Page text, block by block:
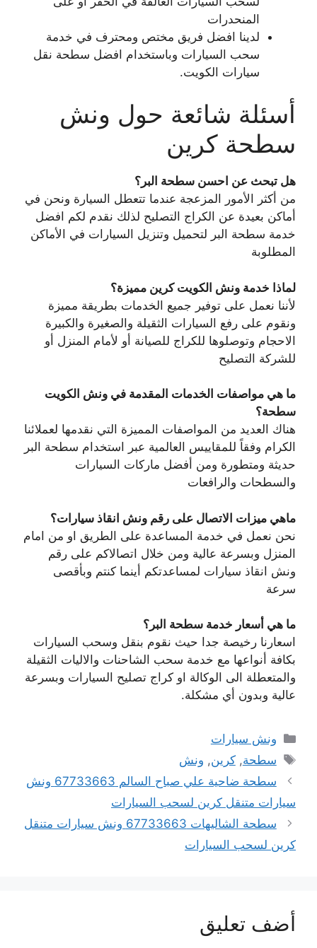
المنحدرات
لدينا افضل فريق مختص ومحترف في خدمة
سحب السيارات وباستخدام افضل سطحة نقل
سيارات الكويت.
أسئلة شائعة حول ونش
سطحة كرين
هل تبحث عن احسن سطحة البر؟
من أكثر الأمور المزعجة عندما تتعطل السيارة ونحن في
أماكن بعيدة عن الكراج التصليح لذلك نقدم لكم افضل
خدمة سطحة البر لتحميل وتنزيل السيارات في الأماكن
المطلوبة
لماذا خدمة ونش الكويت كرين مميزة؟
لأننا نعمل على توفير جميع الخدمات بطريقة مميزة
ونقوم على رفع السيارات الثقيلة والصغيرة والكبيرة
الاحجام وتوصلوها للكراج للصيانة أو لأمام المنزل أو
للشركة التصليح
ما هي مواصفات الخدمات المقدمة في ونش الكويت
سطحة؟
هناك العديد من المواصفات المميزة التي نقدمها لعملائنا
الكرام وفقاً للمقاييس العالمية عبر استخدام سطحة البر
حديثة ومتطورة ومن أفضل ماركات السيارات
والسطحات والرافعات
ماهي ميزات الاتصال على رقم ونش انقاذ سيارات؟
نحن نعمل في خدمة المساعدة على الطريق او من امام
المنزل وبسرعة عالية ومن خلال اتصالاكم على رقم
ونش انقاذ سيارات لمساعدتكم أينما كنتم وبأقصى
سرعة
ما هي أسعار خدمة سطحة البر؟
اسعارنا رخيصة جدا حيث نقوم بنقل وسحب السيارات
بكافة أنواعها مع خدمة سحب الشاحنات والاليات الثقيلة
والمتعطلة الى الوكالة او كراج تصليح السيارات وبسرعة
عالية وبدون أي مشكلة.
التصنيفات
ونش سيارات
الوسوم
سطحة,كرين, ونش
سطحة ضاحية علي صباح السالم 67733663 ونش
سيارات متنقل كرين لسحب السيارات
سطحة الشاليهات 67733663 ونش سيارات متنقل
كرين لسحب السيارات
أضف تعليق